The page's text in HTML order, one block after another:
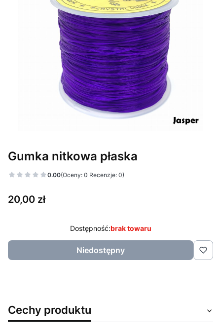
Gumka nitkowa płaska
0.00(Oceny: 0 Recenzje: 0)
Cena
20,00 zł
Dostępność:brak towaru
Niedostępny
Cechy produktu